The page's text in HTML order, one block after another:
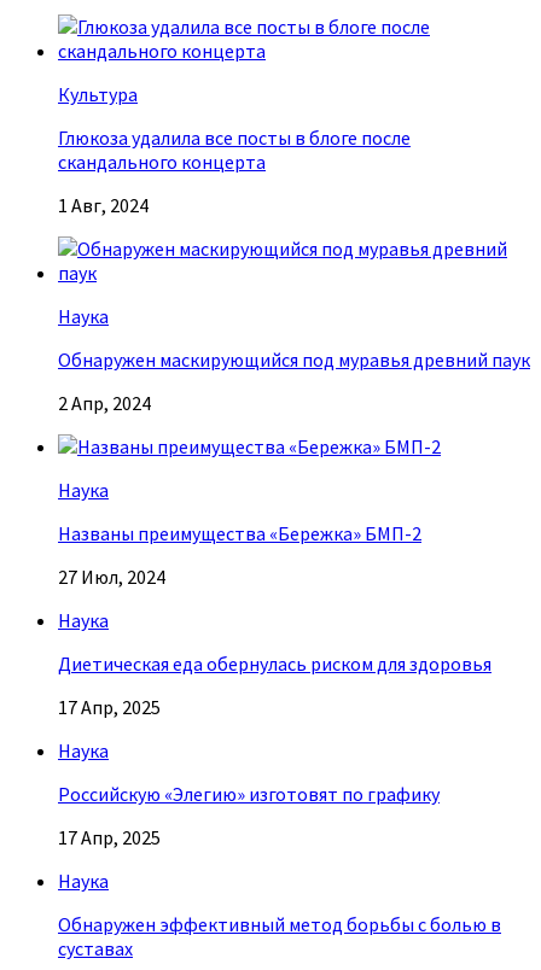
Культура
Глюкоза удалила все посты в блоге после
скандального концерта
1 Авг, 2024
Наука
Обнаружен маскирующийся под муравья древний паук
2 Апр, 2024
Наука
Названы преимущества «Бережка» БМП-2
27 Июл, 2024
Наука
Диетическая еда обернулась риском для здоровья
17 Апр, 2025
Наука
Российскую «Элегию» изготовят по графику
17 Апр, 2025
Наука
Обнаружен эффективный метод борьбы с болью в
суставах